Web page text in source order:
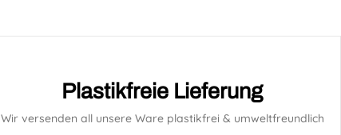
Plastikfreie Lieferung
Wir versenden all unsere Ware plastikfrei & umweltfreundlich